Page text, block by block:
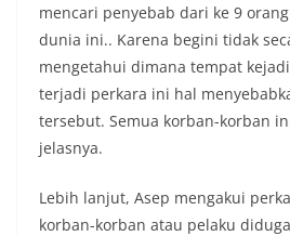
mencari penyebab dari ke 9
dunia ini.. Karena begini tidak
mengetahui dimana tempat
terjadi perkara ini hal
tersebut. Semua korban-korban
jelasnya.
Lebih lanjut, Asep mengakui
korban-korban atau pelaku